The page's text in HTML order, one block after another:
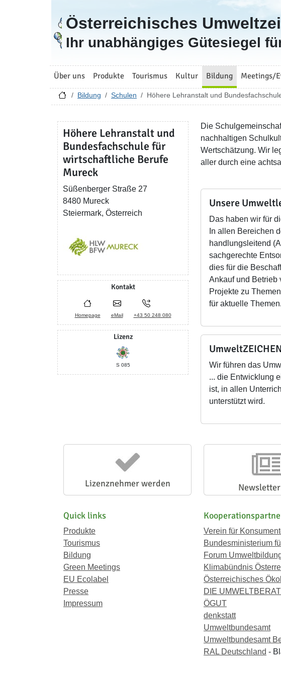
Zur Startseite
Österreichisches
Ihr unabhängiges Gütesiegel
Über uns Produkte Tourismus Kultur Bildung Meetings/
Bildung Schulen Höhere Lehranstalt und
Höhere Lehranstalt und
Bundesfachschule für
wirtschaftliche Berufe
Mureck
Süßenberger Straße 27
8480 Mureck
Steiermark, Österreich
Kontakt
Homepage eMail +43 50 248 080
Lizenz
S 085
Die
nachhaltigen
Wertschätzung. Wir
aller durch eine
Unsere
Das haben wir für
In allen Bereichen
handlungsleitend
sachgerechte
dies für die
Ankauf und Betrieb
Projekte zu
für aktuelle Themen.
Wir führen das
... die Entwicklung
ist, in allen
unterstützt wird.
Lizenznehmer werden
Quick links
Produkte
Tourismus
Bildung
Green Meetings
EU Ecolabel
Presse
Impressum
Verein für
Bundesministerium
Forum
Klimabündnis
Österreichisches
DIE
ÖGUT
denkstatt
Umweltbundesamt
Umweltbundesamt
RAL Deutschland -